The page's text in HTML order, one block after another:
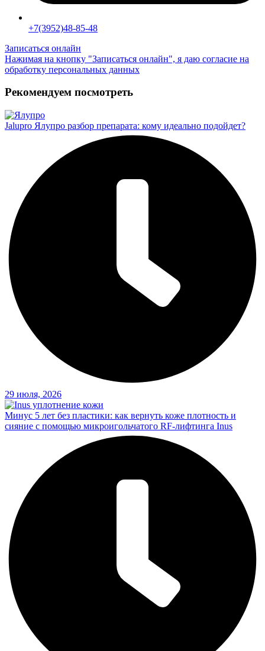
+7(3952)48-85-48
Записаться онлайн
Нажимая на кнопку "Записаться онлайн", я даю согласие на
обработку персональных данных
Рекомендуем посмотреть
Jalupro Ялупро разбор препарата: кому идеально подойдет?
29 июля, 2026
Минус 5 лет без пластики: как вернуть коже плотность и
сияние с помощью микроигольчатого RF-лифтинга Inus